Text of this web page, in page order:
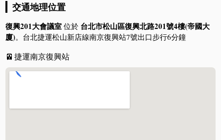
交通地理位置
復興201大會議室 位於 台北市松山區復興北路201號4樓(帝國大
廈)。台北捷運松山新店線南京復興站7號出口步行6分鐘
🚈 捷運南京復興站